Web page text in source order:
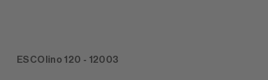
ESCOlino 120 - 12003